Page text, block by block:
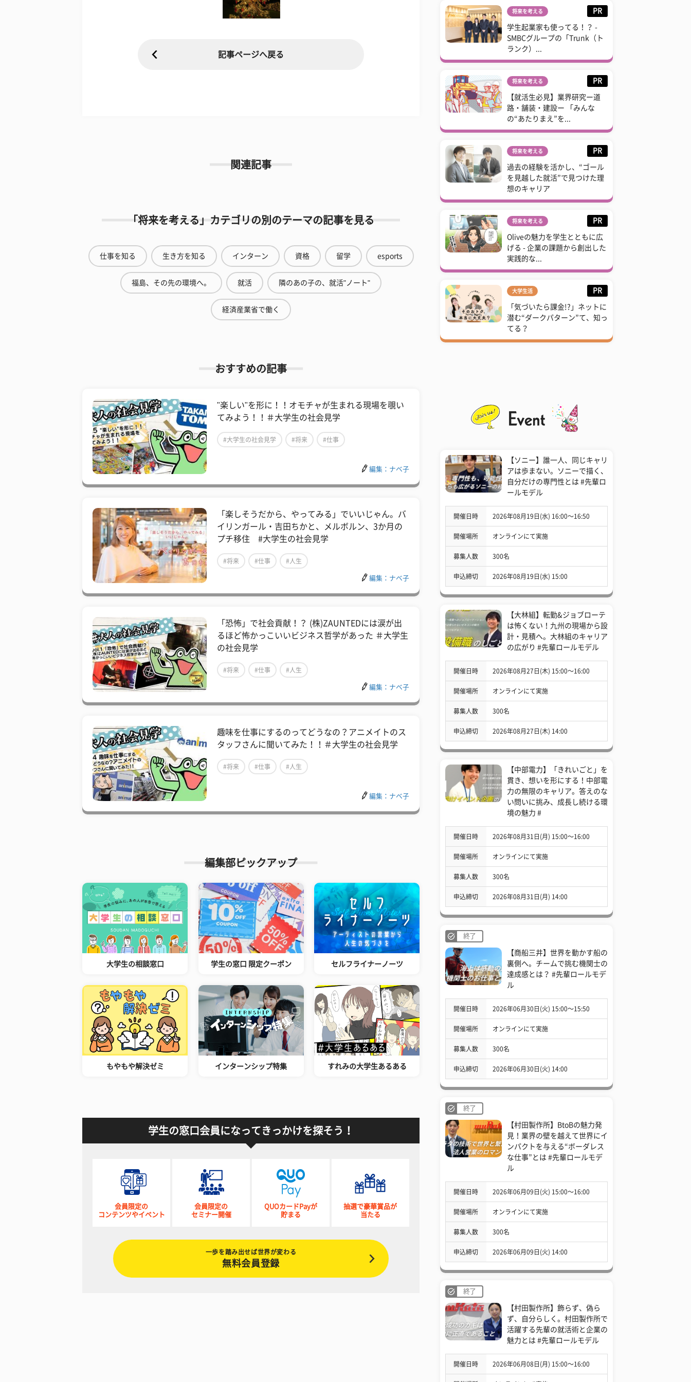
記事ページへ戻る
関連記事
「将来を考える」カテゴリの別のテーマの記事を見る
仕事を知る 生き方を知る インターン 資格 留学 esports
福島、その先の環境へ。 就活 隣のあの子の、就活"ノート"
経済産業省で働く
おすすめの記事
"楽しい"を形に！！オモチャが生まれる現場を覗い
てみよう！！＃大学生の社会見学
#大学生の社会見学 #将来 #仕事
編集：ナベ子
「楽しそうだから、やってみる」でいいじゃん。バ
イリンガール・吉田ちかと、メルボルン、3か月の
プチ移住 #大学生の社会見学
#将来 #仕事 #人生
編集：ナベ子
「恐怖」で社会貢献！？ (株)ZAUNTEDには涙が出
るほど怖かっこいいビジネス哲学があった ＃大学生
の社会見学
#将来 #仕事 #人生
編集：ナベ子
趣味を仕事にするのってどうなの？アニメイトのス
タッフさんに聞いてみた！！＃大学生の社会見学
#将来 #仕事 #人生
編集：ナベ子
編集部ピックアップ
大学生の相談窓口 学生の窓口 限定クーポン セルフライナーノーツ
もやもや解決ゼミ インターンシップ特集 すれみの大学生あるある
学生の窓口会員になってきっかけを探そう！
会員限定の
コンテンツやイベント
会員限定の
セミナー開催
QUOカードPayが
貯まる
抽選で豪華賞品が
当たる
一歩を踏み出せば世界が変わる
無料会員登録
将来を考える PR
学生起業家も使ってる！？ -
SMBCグループの「Trunk（ト
ランク）...
将来を考える PR
【就活生必見】業界研究ー道
路・舗装・建設ー 「みんな
の“あたりまえ”を...
将来を考える PR
過去の経験を活かし、“ゴール
を見越した就活”で見つけた理
想のキャリア
将来を考える PR
Oliveの魅力を学生とともに広
げる - 企業の課題から創出した
実践的な...
大学生活 PR
「気づいたら課金!?」ネットに
潜む“ダークパターン”て、知っ
てる？
【ソニー】誰一人、同じキャリ
アは歩まない。ソニーで描く、
自分だけの専門性とは #先輩ロ
ールモデル
開催日時 2026年08月19日(水) 16:00〜16:50
開催場所 オンラインにて実施
募集人数 300名
申込締切 2026年08月19日(水) 15:00
【大林組】転勤&ジョブローテ
は怖くない！九州の現場から設
計・見積へ。大林組のキャリア
の広がり #先輩ロールモデル
開催日時 2026年08月27日(木) 15:00〜16:00
開催場所 オンラインにて実施
募集人数 300名
申込締切 2026年08月27日(木) 14:00
【中部電力】「きれいごと」を
貫き、想いを形にする！中部電
力の無限のキャリア。答えのな
い問いに挑み、成長し続ける環
境の魅力 #
開催日時 2026年08月31日(月) 15:00〜16:00
開催場所 オンラインにて実施
募集人数 300名
申込締切 2026年08月31日(月) 14:00
終了
【商船三井】世界を動かす船の
裏側へ。チームで挑む機関士の
達成感とは？ #先輩ロールモデ
ル
開催日時 2026年06月30日(火) 15:00〜15:50
開催場所 オンラインにて実施
募集人数 300名
申込締切 2026年06月30日(火) 14:00
終了
【村田製作所】BtoBの魅力発
見！業界の壁を越えて世界にイ
ンパクトを与える“ボーダレス
な仕事”とは #先輩ロールモデ
ル
開催日時 2026年06月09日(火) 15:00〜16:00
開催場所 オンラインにて実施
募集人数 300名
申込締切 2026年06月09日(火) 14:00
終了
【村田製作所】飾らず、偽ら
ず、自分らしく。村田製作所で
活躍する先輩の就活術と企業の
魅力とは #先輩ロールモデル
開催日時 2026年06月08日(月) 15:00〜16:00